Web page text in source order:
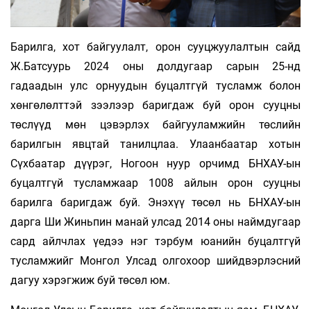
Барилга, хот байгуулалт, орон сууцжуулалтын сайд
Ж.Батсуурь 2024 оны долдугаар сарын 25-нд
гадаадын улс орнуудын буцалтгүй тусламж болон
хөнгөлөлттэй зээлээр баригдаж буй орон сууцны
төслүүд мөн цэвэрлэх байгууламжийн төслийн
барилгын явцтай танилцлаа. Улаанбаатар хотын
Сүхбаатар дүүрэг, Ногоон нуур орчимд БНХАУ-ын
буцалтгүй тусламжаар 1008 айлын орон сууцны
барилга баригдаж буй. Энэхүү төсөл нь БНХАУ-ын
дарга Ши Жиньпин манай улсад 2014 оны наймдугаар
сард айлчлах үедээ нэг тэрбум юанийн буцалтгүй
тусламжийг Монгол Улсад олгохоор шийдвэрлэсний
дагуу хэрэгжиж буй төсөл юм.